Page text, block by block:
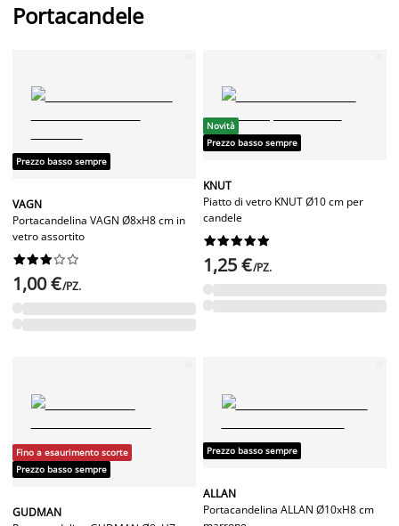
Portacandele
Prezzo basso sempre
VAGN
Portacandelina VAGN Ø8xH8 cm in
vetro assortito






1,00 €/PZ.
Novità
Prezzo basso sempre
KNUT
Piatto di vetro KNUT Ø10 cm per
candele






1,25 €/PZ.
Fino a esaurimento scorte
Prezzo basso sempre
GUDMAN
Prezzo basso sempre
ALLAN
Portacandelina ALLAN Ø10xH8 cm